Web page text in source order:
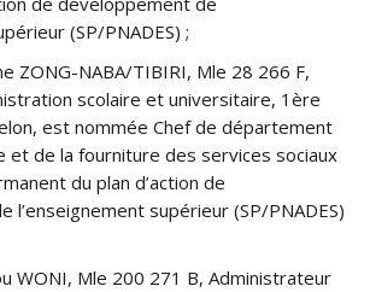
(SP/PNADES) ;
ZONG-NABA/TIBIRI, Mle 28 266 F,
scolaire et universitaire, 1ère
est nommée Chef de département
et de la fourniture des services sociaux
du plan d’action de
l’enseignement supérieur (SP/PNADES)
WONI, Mle 200 271 B, Administrateur